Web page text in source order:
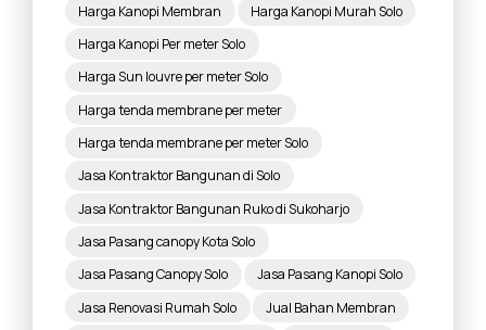
Harga Kanopi Membran
Harga Kanopi Murah Solo
Harga Kanopi Per meter Solo
Harga Sun louvre per meter Solo
Harga tenda membrane per meter
Harga tenda membrane per meter Solo
Jasa Kontraktor Bangunan di Solo
Jasa Kontraktor Bangunan Ruko di Sukoharjo
Jasa Pasang canopy Kota Solo
Jasa Pasang Canopy Solo
Jasa Pasang Kanopi Solo
Jasa Renovasi Rumah Solo
Jual Bahan Membran